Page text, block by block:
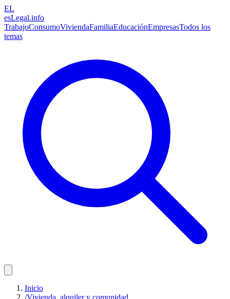
EL
esLegal.info
TrabajoConsumoViviendaFamiliaEducaciónEmpresasTodos los
temas
Inicio
/Vivienda, alquiler y comunidad